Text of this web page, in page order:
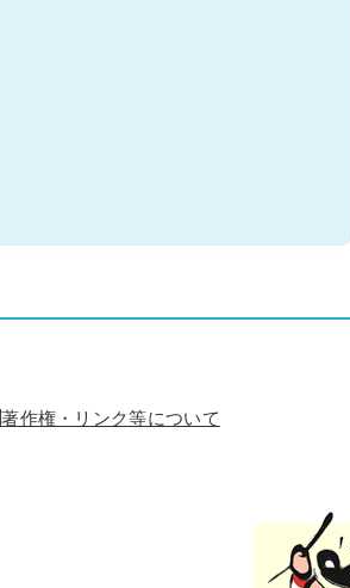
著作権・リンク等について